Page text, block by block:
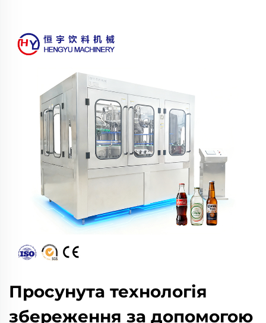
Просунута технологія
збереження за допомогою